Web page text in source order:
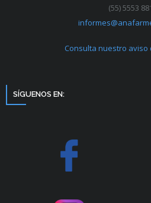
(55) 5553
Consulta nuestro aviso
SÍGUENOS EN: